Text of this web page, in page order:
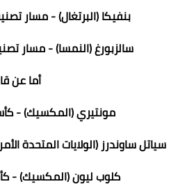
بنفيكا (البرتغال) - مسار
سالزبورغ (النمسا) - مسار
أما عن
مونتيري (المكسيك) - كأس
سياتل ساوندرز (الولايات المتحدة
كلوب ليون (المكسيك) - كأس